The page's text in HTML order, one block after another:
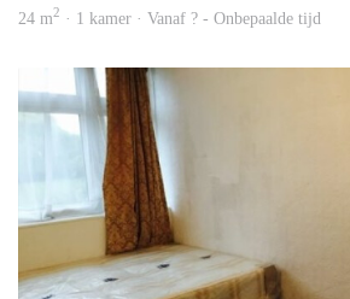
24 m2 · 1 kamer · Vanaf ? - Onbepaalde tijd